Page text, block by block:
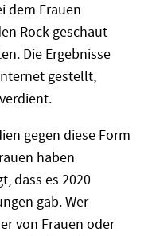
dem Frauen
Rock geschaut
Die Ergebnisse
gestellt,
gegen diese Form
haben
dass es 2020
gab. Wer
von Frauen oder